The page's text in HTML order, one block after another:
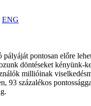
ENG
pontosan előre
döntéseket
millióinak
93 százalékos